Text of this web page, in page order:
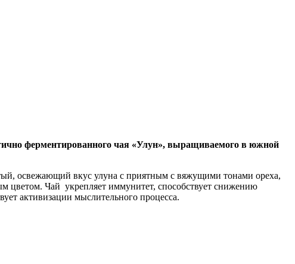
ферментированного чая «Улун», выращиваемого в южной
освежающий вкус улуна с приятным с вяжущими тонами ореха,
цветом. Чай укрепляет иммунитет, способствует снижению
активизации мыслительного процесса.